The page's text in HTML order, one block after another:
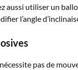
aussi utiliser un
l’angle
pas de